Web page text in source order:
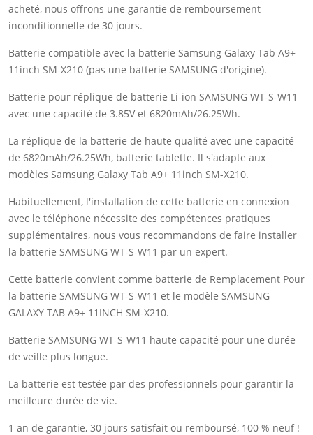
acheté, nous offrons une garantie de remboursement
inconditionnelle de 30 jours.
Batterie compatible avec la batterie Samsung Galaxy Tab A9+
11inch SM-X210 (pas une batterie SAMSUNG d'origine).
Batterie pour réplique de batterie Li-ion SAMSUNG WT-S-W11
avec une capacité de 3.85V et 6820mAh/26.25Wh.
La réplique de la batterie de haute qualité avec une capacité
de 6820mAh/26.25Wh, batterie tablette. Il s'adapte aux
modèles Samsung Galaxy Tab A9+ 11inch SM-X210.
Habituellement, l'installation de cette batterie en connexion
avec le téléphone nécessite des compétences pratiques
supplémentaires, nous vous recommandons de faire installer
la batterie SAMSUNG WT-S-W11 par un expert.
Cette batterie convient comme batterie de Remplacement Pour
la batterie SAMSUNG WT-S-W11 et le modèle SAMSUNG
GALAXY TAB A9+ 11INCH SM-X210.
Batterie SAMSUNG WT-S-W11 haute capacité pour une durée
de veille plus longue.
La batterie est testée par des professionnels pour garantir la
meilleure durée de vie.
1 an de garantie, 30 jours satisfait ou remboursé, 100 % neuf !